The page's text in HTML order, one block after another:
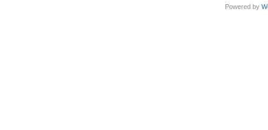
Powered by